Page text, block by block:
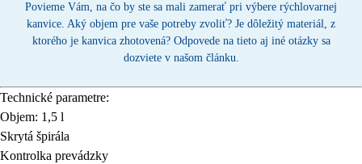
Povieme Vám, na čo by ste sa mali zamerať pri výbere rýchlovarnej
kanvice. Aký objem pre vaše potreby zvoliť? Je dôležitý materiál, z
ktorého je kanvica zhotovená? Odpovede na tieto aj iné otázky sa
dozviete v našom článku.
Technické parametre:
Objem: 1,5 l
Skrytá špirála
Kontrolka prevádzky